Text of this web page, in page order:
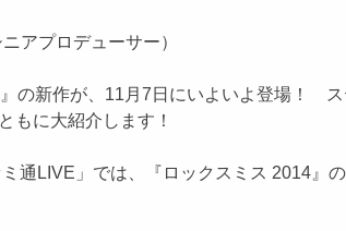
アプロデューサー）
の新作が、11月7日にいよいよ登場！
もに大紹介します！
通LIVE」では、『ロックスミス 2014』